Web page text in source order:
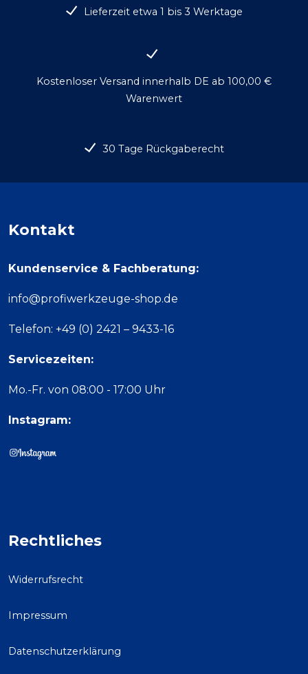
Lieferzeit etwa 1 bis 3 Werktage
Kostenloser Versand innerhalb DE ab 100,00 €
Warenwert
30 Tage Rückgaberecht
Kontakt
Kundenservice & Fachberatung:
info@profiwerkzeuge-shop.de
Telefon: +49 (0) 2421 – 9433-16
Servicezeiten:
Mo.-Fr. von 08:00 - 17:00 Uhr
Instagram:
Rechtliches
Widerrufsrecht
Impressum
Datenschutzerklärung